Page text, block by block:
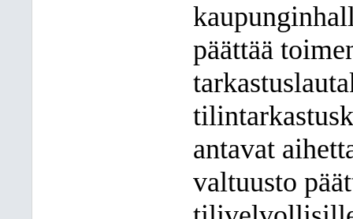
päättää
antavat
valtuusto